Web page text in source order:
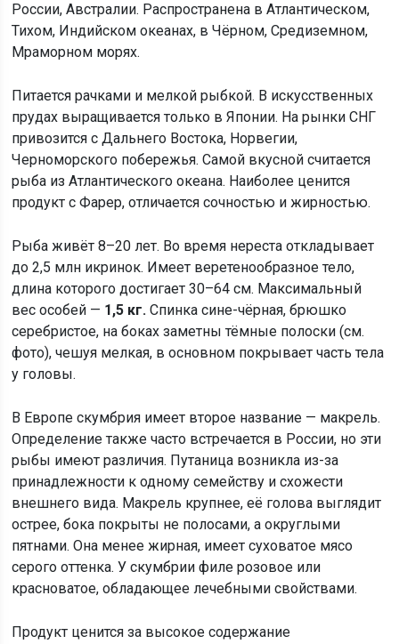
России, Австралии. Распространена в Атлантическом,
Тихом, Индийском океанах, в Чёрном, Средиземном,
Мраморном морях.
Питается рачками и мелкой рыбкой. В искусственных
прудах выращивается только в Японии. На рынки СНГ
привозится с Дальнего Востока, Норвегии,
Черноморского побережья. Самой вкусной считается
рыба из Атлантического океана. Наиболее ценится
продукт с Фарер, отличается сочностью и жирностью.
Рыба живёт 8–20 лет. Во время нереста откладывает
до 2,5 млн икринок. Имеет веретенообразное тело,
длина которого достигает 30–64 см. Максимальный
вес особей — 1,5 кг. Спинка сине-чёрная, брюшко
серебристое, на боках заметны тёмные полоски (см.
фото), чешуя мелкая, в основном покрывает часть тела
у головы.
В Европе скумбрия имеет второе название — макрель.
Определение также часто встречается в России, но эти
рыбы имеют различия. Путаница возникла из-за
принадлежности к одному семейству и схожести
внешнего вида. Макрель крупнее, её голова выглядит
острее, бока покрыты не полосами, а округлыми
пятнами. Она менее жирная, имеет суховатое мясо
серого оттенка. У скумбрии филе розовое или
красноватое, обладающее лечебными свойствами.
Продукт ценится за высокое содержание